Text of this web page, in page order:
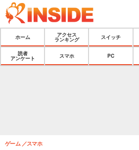
ホーム
アクセス
ランキング
スイッチ
読者
アンケート
スマホ PC
ゲーム スマホ